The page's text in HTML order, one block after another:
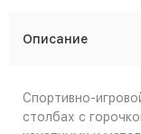
Описание
Спортивно-
столбах с